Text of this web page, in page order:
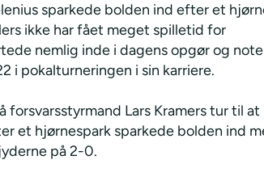
sparkede bolden ind efter et
ikke har fået meget spilletid for
nemlig inde i dagens opgør og
i pokalturneringen i sin karriere.
Lars Kramers tur til at
et hjørnespark sparkede bolden ind
på 2-0.